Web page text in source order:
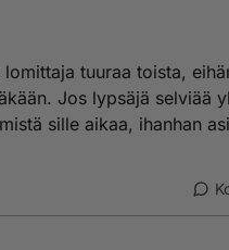
tuuraa toista,
Jos lypsäjä selviää
sille aikaa, ihanhan